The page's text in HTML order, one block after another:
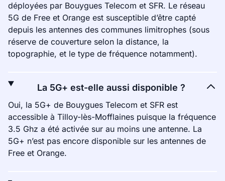
déployées par Bouygues Telecom et SFR. Le réseau
5G de Free et Orange est susceptible d’être capté
depuis les antennes des communes limitrophes (sous
réserve de couverture selon la distance, la
topographie, et le type de fréquence notamment).
La 5G+ est-elle aussi disponible ?
Oui, la 5G+ de Bouygues Telecom et SFR est
accessible à Tilloy-lès-Mofflaines puisque la fréquence
3.5 Ghz a été activée sur au moins une antenne. La
5G+ n’est pas encore disponible sur les antennes de
Free et Orange.